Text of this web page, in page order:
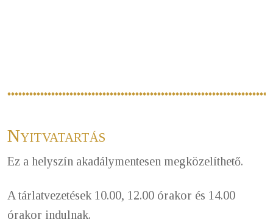
Nyitvatartás
Ez a helyszín akadálymentesen megközelíthető.
A tárlatvezetések 10.00, 12.00 órakor és 14.00
órakor indulnak.